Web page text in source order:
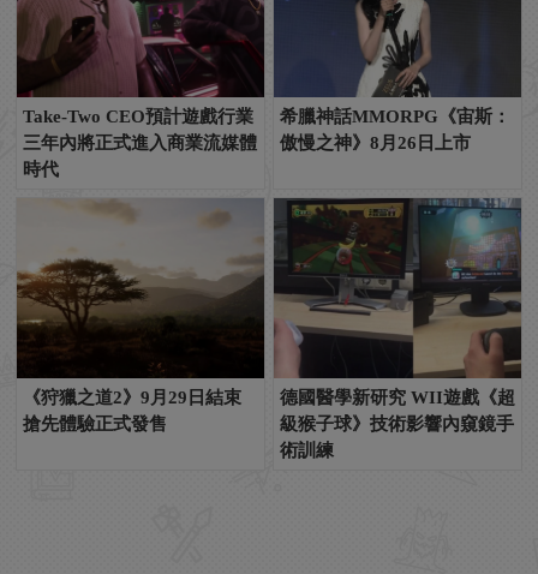
Take-Two CEO預計遊戲行業
三年內將正式進入商業流媒體
時代
希臘神話MMORPG《宙斯：
傲慢之神》8月26日上市
《狩獵之道2》9月29日結束
搶先體驗正式發售
德國醫學新研究 WII遊戲《超
級猴子球》技術影響內窺鏡手
術訓練